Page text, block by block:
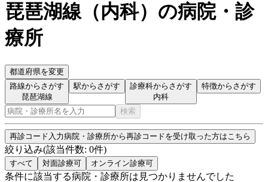
琵琶湖線（内科） の病院・診
療所
都道府県を変更
路線からさがす
琵琶湖線
駅からさがす
診療科からさがす
内科
特徴からさがす
検索
再診コード入力病院・診療所から再診コードを受け取った方はこちら
絞り込み(該当件数: 0件)
すべて 対面診療可 オンライン診療可
条件に該当する病院・診療所は見つかりませんでした